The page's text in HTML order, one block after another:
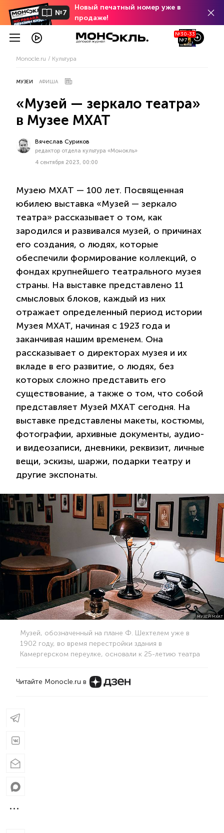
№7
Новый печатный номер уже в
продаже!
№30-33
№7
Monocle.ru Культура
МУЗЕИ АФИША
«Музей — зеркало театра»
в Музее МХАТ
Вячеслав Суриков
редактор отдела культура «Монокль»
4 сентября 2023, 00:00
Музею МХАТ — 100 лет. Посвященная
юбилею выставка «Музей — зеркало
театра» рассказывает о том, как
зародился и развивался музей, о причинах
его создания, о людях, которые
обеспечили формирование коллекций, о
фондах крупнейшего театрального музея
страны. На выставке представлено 11
смысловых блоков, каждый из них
отражает определенный период истории
Музея МХАТ, начиная с 1923 года и
заканчивая нашим временем. Она
рассказывает о директорах музея и их
вкладе в его развитие, о людях, без
которых сложно представить его
существование, а также о том, что собой
представляет Музей МХАТ сегодня. На
выставке представлены макеты, костюмы,
фотографии, архивные документы, аудио-
и видеозаписи, дневники, реквизит, личные
вещи, эскизы, шаржи, подарки театру и
другие экспонаты.
МУЗЕЙ МХАТ
Музей, обозначенный на плане Ф. Шехтелем уже в
1902 году, во время перестройки здания в
Камергерском переулке, основали к 25-летию театра
Читайте Monocle.ru в